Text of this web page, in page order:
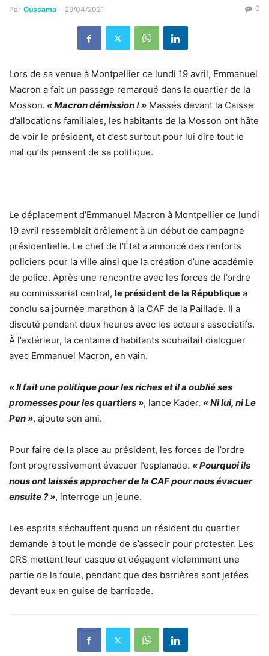
Par Oussama - 29/04/2021 0
Lors de sa venue à Montpellier ce lundi 19 avril, Emmanuel
Macron a fait un passage remarqué dans la quartier de la
Mosson. « Macron démission ! » Massés devant la Caisse
d’allocations familiales, les habitants de la Mosson ont hâte
de voir le président, et c’est surtout pour lui dire tout le
mal qu’ils pensent de sa politique.
Le déplacement d’Emmanuel Macron à Montpellier ce lundi
19 avril ressemblait drôlement à un début de campagne
présidentielle. Le chef de l’État a annoncé des renforts
policiers pour la ville ainsi que la création d’une académie
de police. Après une rencontre avec les forces de l’ordre
au commissariat central, le président de la République a
conclu sa journée marathon à la CAF de la Paillade. Il a
discuté pendant deux heures avec les acteurs associatifs.
À l’extérieur, la centaine d’habitants souhaitait dialoguer
avec Emmanuel Macron, en vain.
« Il fait une politique pour les riches et il a oublié ses
promesses pour les quartiers », lance Kader. « Ni lui, ni Le
Pen », ajoute son ami.
Pour faire de la place au président, les forces de l’ordre
font progressivement évacuer l’esplanade. « Pourquoi ils
nous ont laissés approcher de la CAF pour nous évacuer
ensuite ? », interroge un jeune.
Les esprits s’échauffent quand un résident du quartier
demande à tout le monde de s’asseoir pour protester. Les
CRS mettent leur casque et dégagent violemment une
partie de la foule, pendant que des barrières sont jetées
devant eux en guise de barricade.